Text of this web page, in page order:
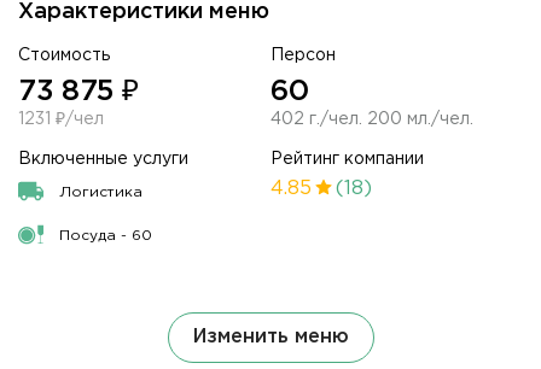
Характеристики меню
Стоимость
73 875 ₽
1231 ₽/чел
Персон
60
402 г./чел. 200 мл./чел.
Включенные услуги
Логистика
Посуда - 60
Рейтинг компании
4.85 (18)
Изменить меню